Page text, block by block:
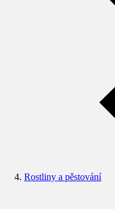
Rostliny a pěstování